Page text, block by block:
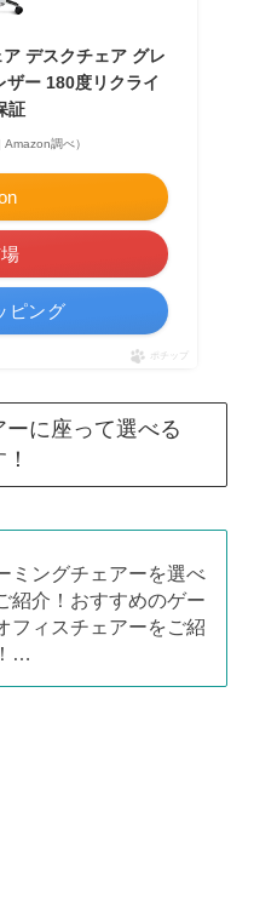
デスクチェア グレ
ー 180度リクライ
証
調べ）
ピング
ポチップ
に座って選べる
ミングチェアーを選べ
紹介！おすすめのゲー
フィスチェアーをご紹
…